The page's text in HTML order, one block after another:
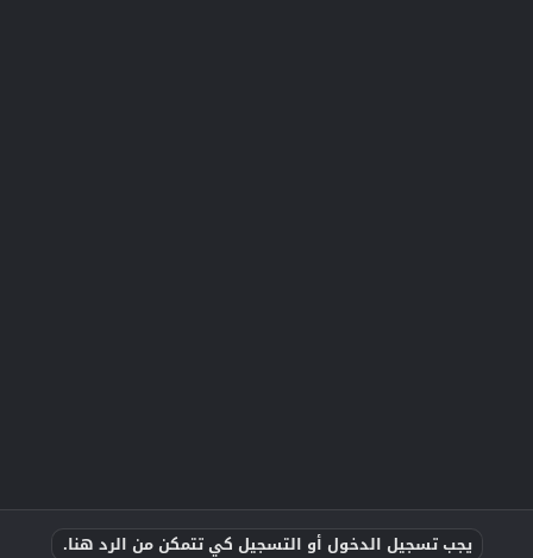
يجب تسجيل الدخول أو التسجيل كي تتمكن من الرد هنا.